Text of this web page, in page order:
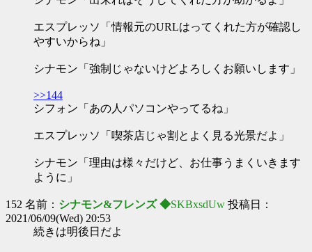
エスプレッソ「情報元のURLはってくれた方が確認し
やすいからね」
シナモン「強制じゃないけどよろしくお願いします」
>>144
シフォン「あの人パソコンやってるね」
エスプレッソ「喫茶店じゃ割とよく見る光景だよ」
シナモン「理由は様々だけど、お仕事うまくいきます
ように」
152 名前： シナモン&フレンズ ◆SKBxsdUw 投稿日：
2021/06/09(Wed) 20:53
続きは明後日だよ